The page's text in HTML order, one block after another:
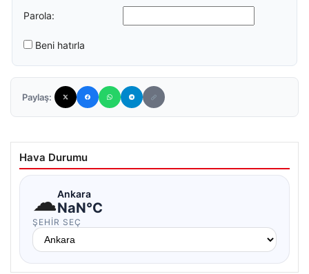
Parola:
Beni hatırla
Paylaş:
Hava Durumu
☁Ankara
NaN°C
ŞEHIR SEÇ